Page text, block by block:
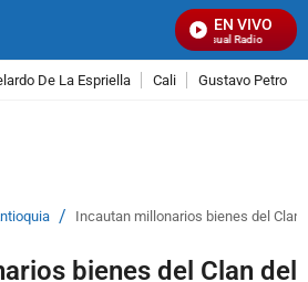
EN VIVO
Señal Visual Radio
De La Espriella Cali Gustavo Petro
/ Incautan millonarios bienes del
bienes del Clan del